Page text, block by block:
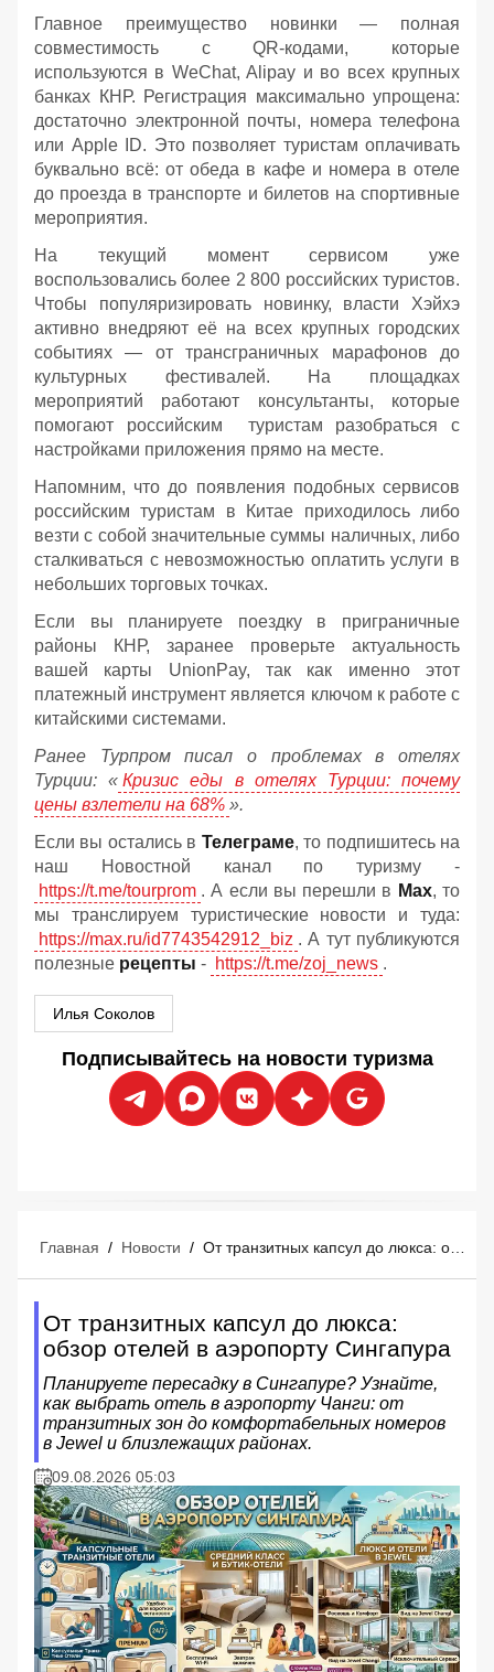
Главное преимущество новинки — полная
совместимость с QR-кодами, которые
используются в WeChat, Alipay и во всех крупных
банках КНР. Регистрация максимально упрощена:
достаточно электронной почты, номера телефона
или Apple ID. Это позволяет туристам оплачивать
буквально всё: от обеда в кафе и номера в отеле
до проезда в транспорте и билетов на спортивные
мероприятия.
На текущий момент сервисом уже
воспользовались более 2 800 российских туристов.
Чтобы популяризировать новинку, власти Хэйхэ
активно внедряют её на всех крупных городских
событиях — от трансграничных марафонов до
культурных фестивалей. На площадках
мероприятий работают консультанты, которые
помогают российским туристам разобраться с
настройками приложения прямо на месте.
Напомним, что до появления подобных сервисов
российским туристам в Китае приходилось либо
везти с собой значительные суммы наличных, либо
сталкиваться с невозможностью оплатить услуги в
небольших торговых точках.
Если вы планируете поездку в приграничные
районы КНР, заранее проверьте актуальность
вашей карты UnionPay, так как именно этот
платежный инструмент является ключом к работе с
китайскими системами.
Ранее Турпром писал о проблемах в отелях
Турции: « Кризис еды в отелях Турции: почему
цены взлетели на 68% ».
Если вы остались в Телеграме, то подпишитесь на
наш Новостной канал по туризму -
https://t.me/tourprom . А если вы перешли в Мах, то
мы транслируем туристические новости и туда:
https://max.ru/id7743542912_biz . А тут публикуются
полезные рецепты - https://t.me/zoj_news .
Илья Соколов
Подписывайтесь на новости туризма
Главная / Новости /
От транзитных капсул до люкса:
обзор отелей в аэропорту Сингапура
Планируете пересадку в Сингапуре? Узнайте,
как выбрать отель в аэропорту Чанги: от
транзитных зон до комфортабельных номеров
в Jewel и близлежащих районах.
09.08.2026 05:03